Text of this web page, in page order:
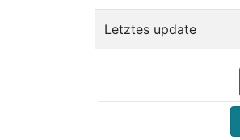
Letztes update